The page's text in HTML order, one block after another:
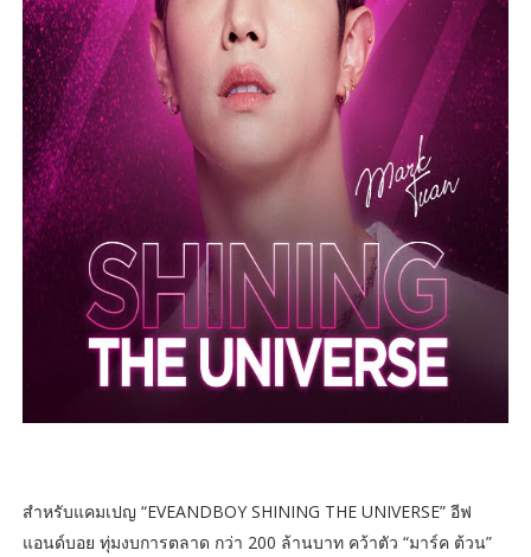
สำหรับแคมเปญ “EVEANDBOY SHINING THE UNIVERSE” อีฟ
แอนด์บอย ทุ่มงบการตลาด กว่า 200 ล้านบาท คว้าตัว “มาร์ค ต้วน”